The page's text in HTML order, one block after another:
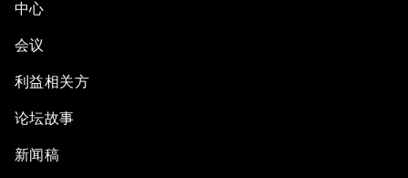
中心
会议
利益相关方
论坛故事
新闻稿